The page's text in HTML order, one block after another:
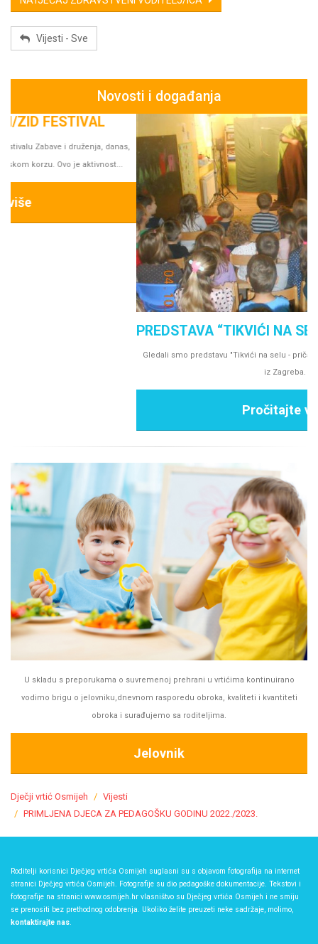
Vijesti - Sve
Novosti i događanja
PREDSTAVA “TIKVIĆI NA SELU-PRIČA O MLINU”
Gledali smo predstavu "Tikvići na selu - priča o mlinu", lutkarski studio Kvak
U skladu s preporukama o suvremenoj prehrani u vrtićima kontinuirano
vodimo brigu o jelovniku,dnevnom rasporedu obroka, kvaliteti i kvantiteti
obroka i surađujemo sa roditeljima.
Jelovnik
Dječji vrtić Osmijeh
Vijesti
PRIMLJENA DJECA ZA PEDAGOŠKU GODINU 2022./2023.
Roditelji korisnici Dječjeg vrtića Osmijeh suglasni su s objavom fotografija na internet
stranici Dječjeg vrtića Osmijeh. Fotografije su dio pedagoške dokumentacije. Tekstovi i
fotografije na stranici www.osmijeh.hr vlasništvo su Dječjeg vrtića Osmijeh i ne smiju
se prenositi bez prethodnog odobrenja. Ukoliko želite preuzeti neke sadržaje, molimo,
kontaktirajte nas.